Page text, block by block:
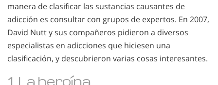
manera de clasificar las sustancias causantes de
adicción es consultar con grupos de expertos. En 2007,
David Nutt y sus compañeros pidieron a diversos
especialistas en adicciones que hiciesen una
clasificación, y descubrieron varias cosas interesantes.
1. La heroína